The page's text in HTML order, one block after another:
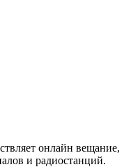
онлайн вещание,
и радиостанций.